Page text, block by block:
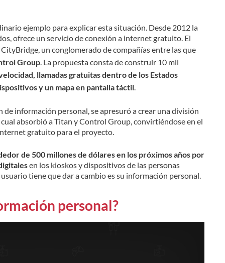
ejemplo para explicar esta situación. Desde 2012 la
ofrece un servicio de conexión a internet gratuito. El
un conglomerado de compañías entre las que
Group. La propuesta consta de construir 10 mil
llamadas gratuitas dentro de los Estados
y un mapa en pantalla táctil.
de información personal, se apresuró a crear una división
absorbió a Titan y Control Group, convirtiéndose en el
gratuito para el proyecto.
de 500 millones de dólares en los próximos años por
en los kioskos y dispositivos de las personas
tiene que dar a cambio es su información personal.
personal?